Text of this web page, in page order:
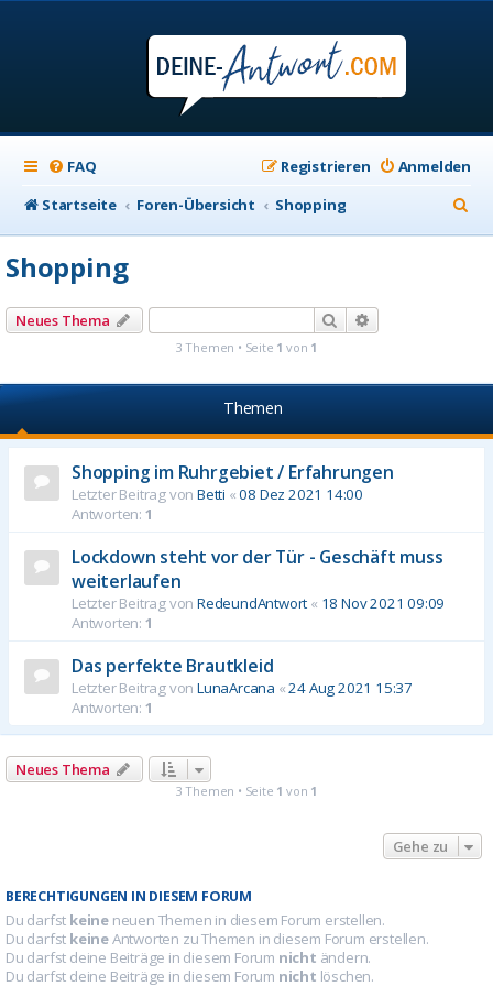
FAQ Anmelden
Registrieren
Startseite
Foren-Übersicht Shopping
u
Shopping
Neues Thema Suche
3 Themen • Seite 1 von 1
Themen
Shopping im Ruhrgebiet / Erfahrungen
Letzter Beitrag von Betti «08 Dez 2021 14:00
Antworten: 1
Lockdown steht vor der Tür - Geschäft muss
weiterlaufen
Letzter Beitrag von RedeundAntwort « 18 Nov 2021 09:09
Antworten: 1
Das perfekte Brautkleid
Letzter Beitrag von LunaArcana «24 Aug 2021 15:37
Antworten: 1
Neues Thema
3 Themen • Seite 1 von 1
Gehe zu
BERECHTIGUNGEN IN DIESEM FORUM
Du darfst keine neuen Themen in diesem Forum erstellen.
Du darfst keineAntworten zu Themen in diesem Forum erstellen.
Du darfst deine Beiträge in diesem Forum nicht ändern.
Du darfst deine Beiträge in diesem Forum nicht löschen.